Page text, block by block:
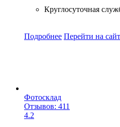
Круглосуточная
Подробнее Перейти на сайт
Фотосклад
Отзывов: 411
4.2